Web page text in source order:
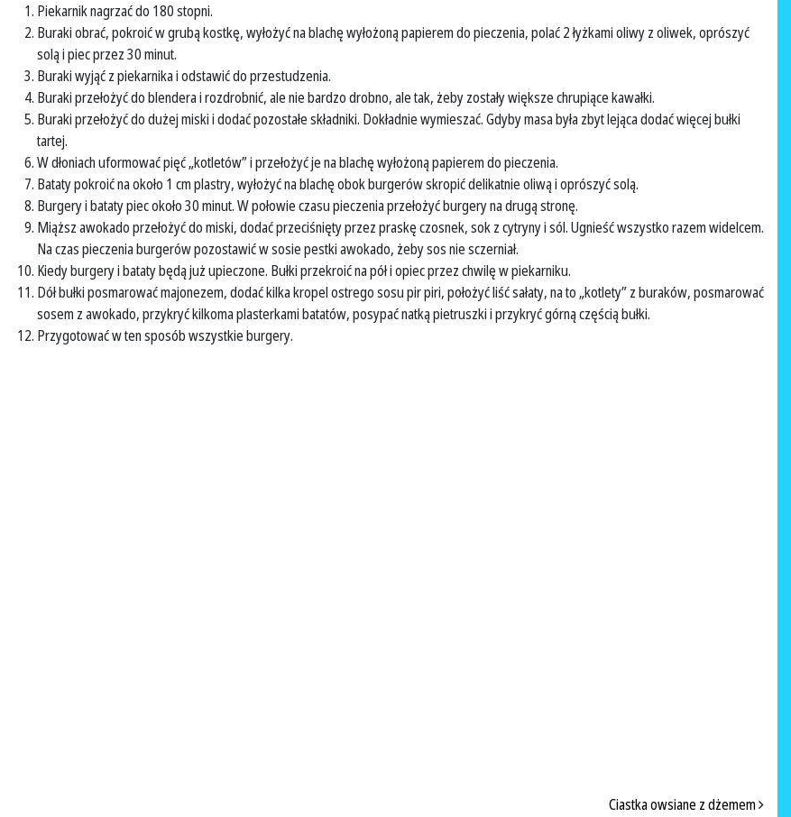
Piekarnik nagrzać do 180 stopni.
Buraki obrać, pokroić w grubą kostkę, wyłożyć na blachę wyłożoną papierem do pieczenia, polać 2 łyżkami oliwy z oliwek, oprószyć
solą i piec przez 30 minut.
Buraki wyjąć z piekarnika i odstawić do przestudzenia.
Buraki przełożyć do blendera i rozdrobnić, ale nie bardzo drobno, ale tak, żeby zostały większe chrupiące kawałki.
Buraki przełożyć do dużej miski i dodać pozostałe składniki. Dokładnie wymieszać. Gdyby masa była zbyt lejąca dodać więcej bułki
tartej.
W dłoniach uformować pięć „kotletów” i przełożyć je na blachę wyłożoną papierem do pieczenia.
Bataty pokroić na około 1 cm plastry, wyłożyć na blachę obok burgerów skropić delikatnie oliwą i oprószyć solą.
Burgery i bataty piec około 30 minut. W połowie czasu pieczenia przełożyć burgery na drugą stronę.
Miąższ awokado przełożyć do miski, dodać przeciśnięty przez praskę czosnek, sok z cytryny i sól. Ugnieść wszystko razem widelcem.
Na czas pieczenia burgerów pozostawić w sosie pestki awokado, żeby sos nie sczerniał.
Kiedy burgery i bataty będą już upieczone. Bułki przekroić na pół i opiec przez chwilę w piekarniku.
Dół bułki posmarować majonezem, dodać kilka kropel ostrego sosu pir piri, położyć liść sałaty, na to „kotlety” z buraków, posmarować
sosem z awokado, przykryć kilkoma plasterkami batatów, posypać natką pietruszki i przykryć górną częścią bułki.
Przygotować w ten sposób wszystkie burgery.
Ciastka owsiane z dżemem